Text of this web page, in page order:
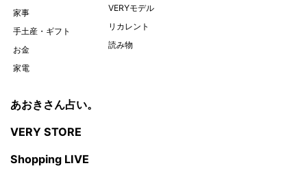
家事
手土産・ギフト
お金
家電
VERYモデル
リカレント
読み物
あおきさん占い。
VERY STORE
Shopping LIVE